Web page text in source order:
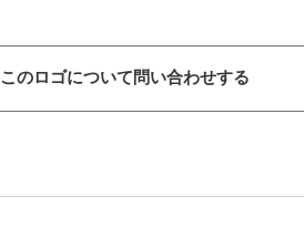
このロゴについて問い合わせする